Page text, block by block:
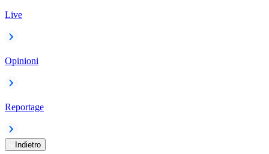
Live
Opinioni
Reportage
Indietro